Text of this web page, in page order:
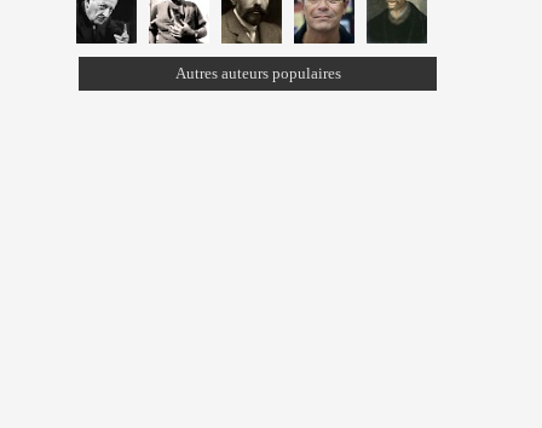
Autres auteurs populaires